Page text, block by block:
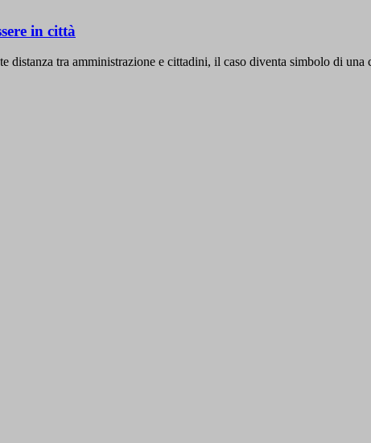
in città
distanza tra amministrazione e cittadini, il caso diventa simbolo di